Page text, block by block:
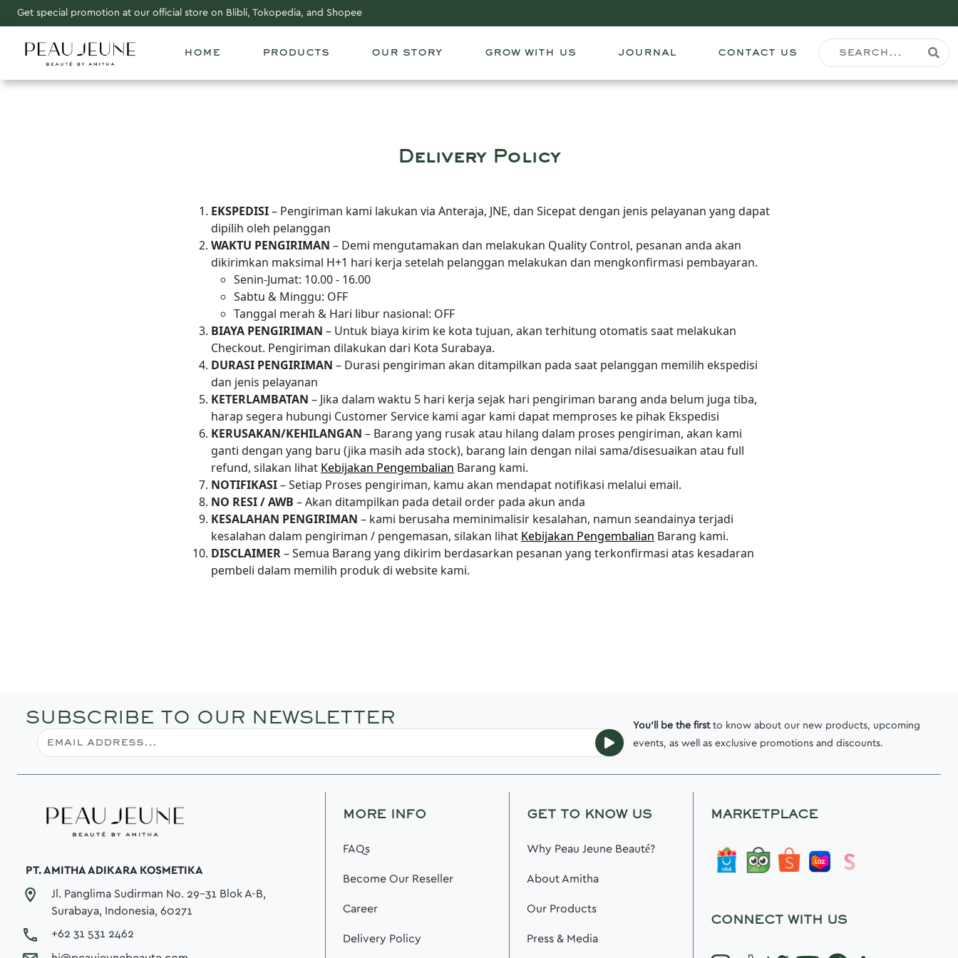
Get special promotion at our official store on Blibli, Tokopedia, and Shopee
home products our story grow with us journal contact us
Delivery Policy
EKSPEDISI– Pengiriman kami lakukan via Anteraja, JNE, dan Sicepat dengan jenis pelayanan yang dapat
dipilih oleh pelanggan
WAKTU PENGIRIMAN – Demi mengutamakan dan melakukan Quality Control, pesanan anda akan
dikirimkan maksimal H+1 hari kerja setelah pelanggan melakukan dan mengkonfirmasi pembayaran.
Senin-Jumat: 10.00 - 16.00
Sabtu & Minggu: OFF
Tanggal merah & Hari libur nasional: OFF
BIAYA PENGIRIMAN – Untuk biaya kirim ke kota tujuan, akan terhitung otomatis saat melakukan
Checkout. Pengiriman dilakukan dari Kota Surabaya.
DURASI PENGIRIMAN – Durasi pengiriman akan ditampilkan pada saat pelanggan memilih ekspedisi
dan jenis pelayanan
KETERLAMBATAN – Jika dalam waktu 5 hari kerja sejak hari pengiriman barang anda belum juga tiba,
harap segera hubungi Customer Service kami agar kami dapat memproses ke pihak Ekspedisi
KERUSAKAN/KEHILANGAN – Barang yang rusak atau hilang dalam proses pengiriman, akan kami
ganti dengan yang baru (jika masih ada stock), barang lain dengan nilai sama/disesuaikan atau full
refund, silakan lihat Kebijakan Pengembalian Barang kami.
NOTIFIKASI– Setiap Proses pengiriman, kamu akan mendapat notifikasi melalui email.
NO RESI / AWB – Akan ditampilkan pada detail order pada akun anda
KESALAHAN PENGIRIMAN – kami berusaha meminimalisir kesalahan, namun seandainya terjadi
kesalahan dalam pengiriman / pengemasan, silakan lihat Kebijakan Pengembalian Barang kami.
DISCLAIMER– Semua Barang yang dikirim berdasarkan pesanan yang terkonfirmasi atas kesadaran
pembeli dalam memilih produk di website kami.
SUBSCRIBE TO OUR NEWSLETTER You'll be the firstto know about our new products, upcoming
events, as well as exclusive promotions and discounts.
PT. AMITHA ADIKARA KOSMETIKA
Jl. Panglima Sudirman No. 29-31 Blok A-B,
Surabaya, Indonesia, 60271
+62 31 531 2462
MORE INFO
FAQs
Become Our Reseller
Career
Delivery Policy
GET TO KNOW US
Why Peau Jeune Beauté?
About Amitha
Our Products
Press & Media
MARKETPLACE
CONNECT WITH US